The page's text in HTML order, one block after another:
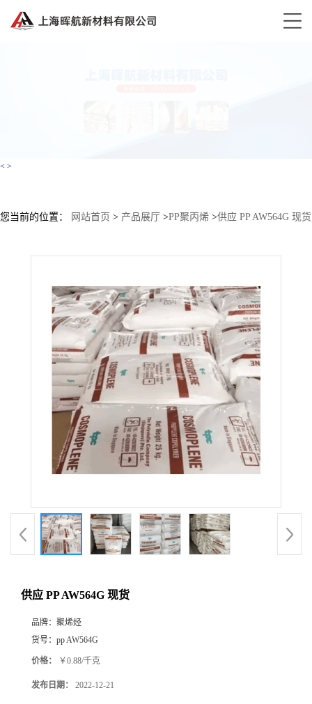
< >
您当前的位置： 网站首页 > 产品展厅 >PP聚丙烯 >供应 PP AW564G 现货
供应 PP AW564G 现货
品牌： 聚烯烃
货号： pp AW564G
价格： ￥0.88/千克
发布日期： 2022-12-21